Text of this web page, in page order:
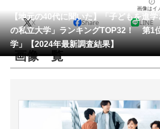
会員記事
メディア
注目記事を集めた総合ページ
スマホと通信の最新トレンド
進化するPCとデバイスの未来
【地元の40代に聞いた】「子どもを進
の私立大学」ランキングTOP32！ 第1
学」【2024年最新調査結果】
画像はイ
X Share LINE
画像一覧